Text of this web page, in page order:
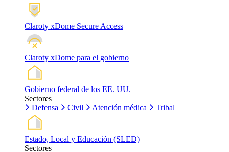
Claroty xDome Secure Access
Claroty xDome para el gobierno
Gobierno federal de los EE. UU.
Sectores
Defensa
Civil Atención médica Tribal
Estado, Local y Educación (SLED)
Sectores